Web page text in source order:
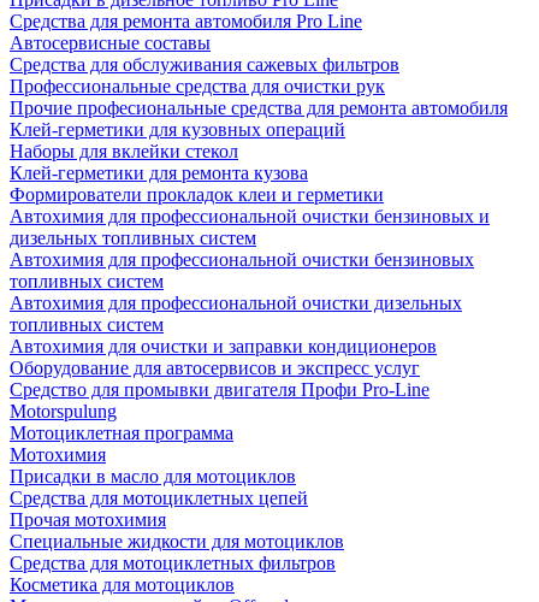
Средства для ремонта автомобиля Pro Line
Автосервисные составы
Средства для обслуживания сажевых фильтров
Профессиональные средства для очистки рук
Прочие професиональные средства для ремонта автомобиля
Клей-герметики для кузовных операций
Наборы для вклейки стекол
Клей-герметики для ремонта кузова
Формирователи прокладок клеи и герметики
Автохимия для профессиональной очистки бензиновых и
дизельных топливных систем
Автохимия для профессиональной очистки бензиновых
топливных систем
Автохимия для профессиональной очистки дизельных
топливных систем
Автохимия для очистки и заправки кондиционеров
Оборудование для автосервисов и экспресс услуг
Средство для промывки двигателя Профи Pro-Line
Motorspulung
Мотоциклетная программа
Мотохимия
Присадки в масло для мотоциклов
Средства для мотоциклетных цепей
Прочая мотохимия
Специальные жидкости для мотоциклов
Средства для мотоциклетных фильтров
Косметика для мотоциклов